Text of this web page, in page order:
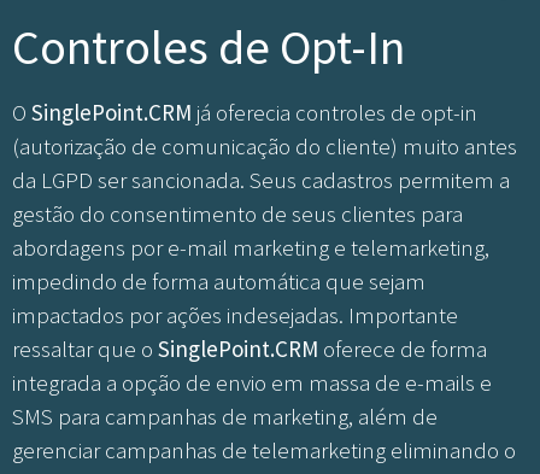
Controles de Opt-In
O SinglePoint.CRM já oferecia controles de opt-in
(autorização de comunicação do cliente) muito antes
da LGPD ser sancionada. Seus cadastros permitem a
gestão do consentimento de seus clientes para
abordagens por e-mail marketing e telemarketing,
impedindo de forma automática que sejam
impactados por ações indesejadas. Importante
ressaltar que o SinglePoint.CRM oferece de forma
integrada a opção de envio em massa de e-mails e
SMS para campanhas de marketing, além de
gerenciar campanhas de telemarketing eliminando o